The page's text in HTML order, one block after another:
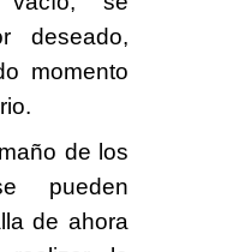
deseado,
momento
de los
pueden
de ahora